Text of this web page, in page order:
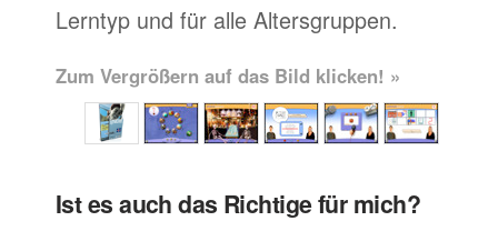
Lerntyp und für alle Altersgruppen.
Zum Vergrößern auf das Bild klicken! »
Ist es auch das Richtige für mich?